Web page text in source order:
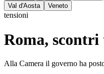
Val d'Aosta
Veneto
tensioni
Roma,
Alla Camera il governo ha